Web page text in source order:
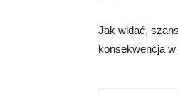
Jak widać,
konsekwencja w